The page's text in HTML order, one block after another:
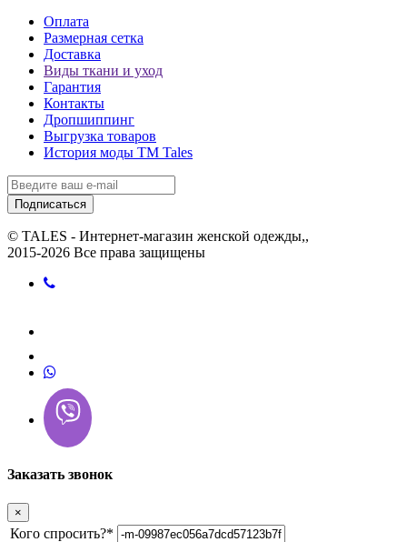
Оплата
Размерная сетка
Доставка
Виды ткани и уход
Гарантия
Контакты
Дропшиппинг
Выгрузка товаров
История моды ТМ Tales
Подписаться
© TALES - Интернет-магазин женской одежды,,
2015-2026 Все права защищены
Заказать звонок
×
Кого спросить?*